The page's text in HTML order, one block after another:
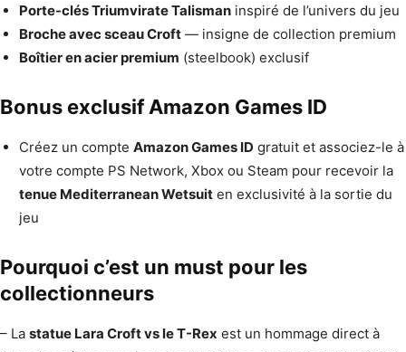
Porte-clés Triumvirate Talisman inspiré de l’univers du jeu
Broche avec sceau Croft — insigne de collection premium
Boîtier en acier premium (steelbook) exclusif
Bonus exclusif Amazon Games ID
Créez un compte Amazon Games ID gratuit et associez-le à
votre compte PS Network, Xbox ou Steam pour recevoir la
tenue Mediterranean Wetsuit en exclusivité à la sortie du
jeu
Pourquoi c’est un must pour les
collectionneurs
– La statue Lara Croft vs le T-Rex est un hommage direct à